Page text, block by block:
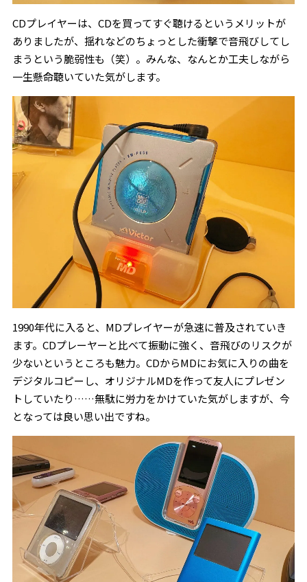
CDプレイヤーは、CDを買ってすぐ聴けるというメリットが
ありましたが、揺れなどのちょっとした衝撃で音飛びしてし
まうという脆弱性も（笑）。みんな、なんとか工夫しながら
一生懸命聴いていた気がします。
1990年代に入ると、MDプレイヤーが急速に普及されていき
ます。CDプレーヤーと比べて振動に強く、音飛びのリスクが
少ないというところも魅力。CDからMDにお気に入りの曲を
デジタルコピーし、オリジナルMDを作って友人にプレゼン
トしていたり……無駄に労力をかけていた気がしますが、今
となっては良い思い出ですね。